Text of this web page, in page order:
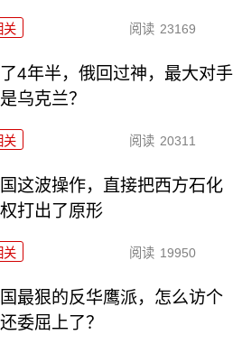
关 阅读 23169
4年半，俄回过神，最大对手
乌克兰？
关 阅读 20311
这波操作，直接把西方石化
打出了原形
关 阅读 19950
最狠的反华鹰派，怎么访个
委屈上了？